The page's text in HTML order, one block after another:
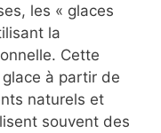
les « glaces
la
Cette
à partir de
naturels et
souvent des